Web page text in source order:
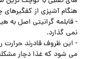
هنگام آشپزی از کفگیرهای
- قابلمه گرانیتی اصل به
نمی گذارد.
- این ظروف قادرند
می شود که غذا دچار